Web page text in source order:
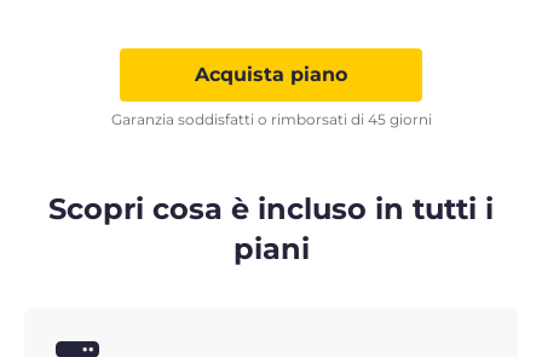
Acquista piano
Garanzia soddisfatti o rimborsati di 45 giorni
Scopri cosa è incluso in tutti i
piani